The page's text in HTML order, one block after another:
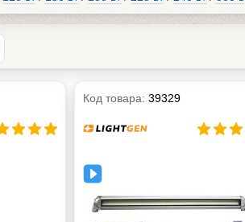
Код товара: 39329